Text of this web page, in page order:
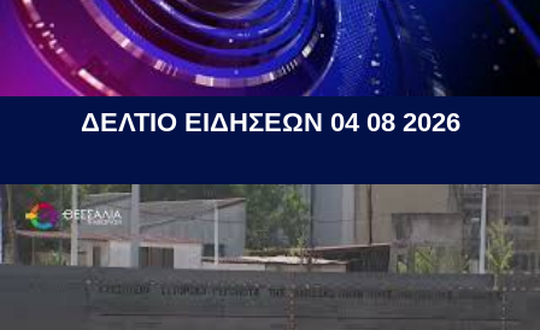
ΔΕΛΤΙΟ ΕΙΔΗΣΕΩΝ 04 08 2026